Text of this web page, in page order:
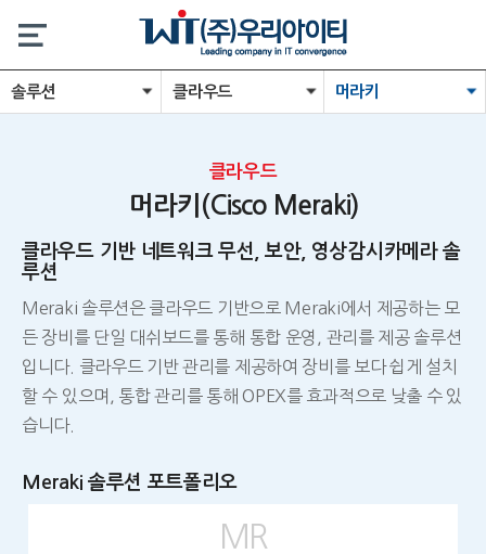
솔루션 클라우드 머라키
클라우드
머라키(Cisco Meraki)
클라우드 기반 네트워크 무선, 보안, 영상감시카메라 솔
루션
Meraki 솔루션은 클라우드 기반으로 Meraki에서 제공하는 모
든 장비를 단일 대쉬보드를 통해 통합 운영, 관리를 제공 솔루션
입니다. 클라우드 기반 관리를 제공하여 장비를 보다 쉽게 설치
할 수 있으며, 통합 관리를 통해 OPEX를 효과적으로 낮출 수 있
습니다.
Meraki 솔루션 포트폴리오
MR